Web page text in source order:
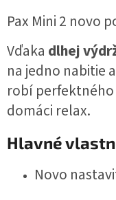
Pax Mini 2 novo
Vďaka dlhej
na jedno nabitie
robí perfektného
domáci relax.
Hlavné
Novo